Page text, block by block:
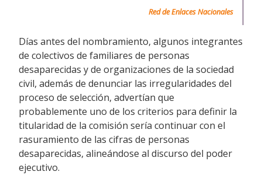
Red de Enlaces Nacionales
Días antes del nombramiento, algunos integrantes
de colectivos de familiares de personas
desaparecidas y de organizaciones de la sociedad
civil, además de denunciar las irregularidades del
proceso de selección, advertían que
probablemente uno de los criterios para definir la
titularidad de la comisión sería continuar con el
rasuramiento de las cifras de personas
desaparecidas, alineándose al discurso del poder
ejecutivo.